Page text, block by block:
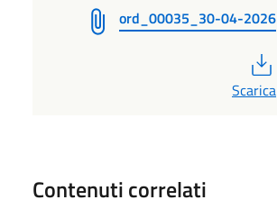
ord_00035_30-04-2026
Scarica
Contenuti correlati